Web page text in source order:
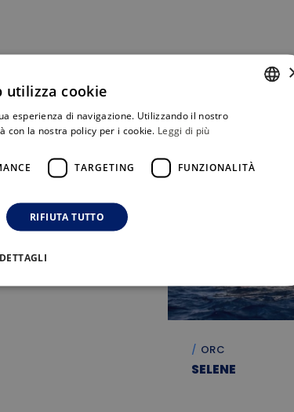
ORC
SELENE
utilizza cookie
esperienza di navigazione. Utilizzando il nostro
con la nostra policy per i cookie. Leggi di più
TARGETING FUNZIONALITÀ
RIFIUTA TUTTO